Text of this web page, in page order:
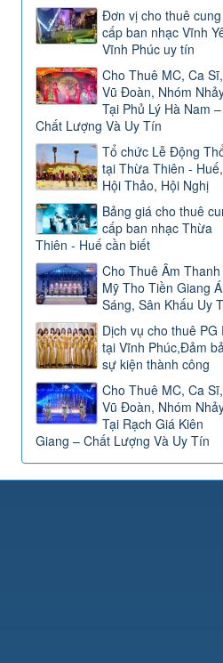
Đơn vị cho thuê cung
cấp ban nhạc Vĩnh
Vĩnh Phúc uy tín
Cho Thuê MC, Ca Sĩ,
Vũ Đoàn, Nhóm
Tại Phủ Lý Hà Nam –
Chất Lượng Và Uy Tín
Tổ chức Lễ Động
tại Thừa Thiên - Huế,
Hội Thảo, Hội Nghị
Bảng giá cho thuê
cấp ban nhạc Thừa
Thiên - Huế cần biết
Cho Thuê Âm
Mỹ Tho Tiền Giang
Sáng, Sân Khấu Uy
Dịch vụ cho thuê PG
tại Vĩnh Phúc,Đảm
sự kiện thành công
Cho Thuê MC, Ca Sĩ,
Vũ Đoàn, Nhóm
Tại Rạch Giá Kiên
Giang – Chất Lượng Và Uy Tín